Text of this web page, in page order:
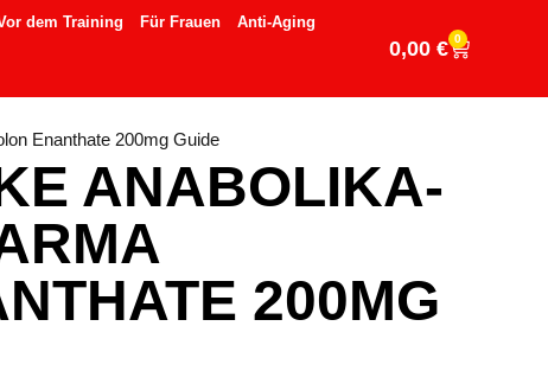
dem Training Für Frauen
Anti-Aging
0,00 € 0
Enanthate 200mg Guide
ANABOLIKA-
200MG